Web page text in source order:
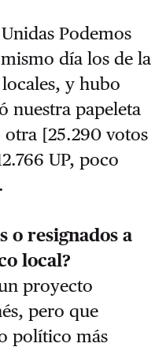
Podemos
día los de la
y hubo
nuestra papeleta
otra [25.290 votos
UP, poco
o resignados a
local?
proyecto
pero que
político más